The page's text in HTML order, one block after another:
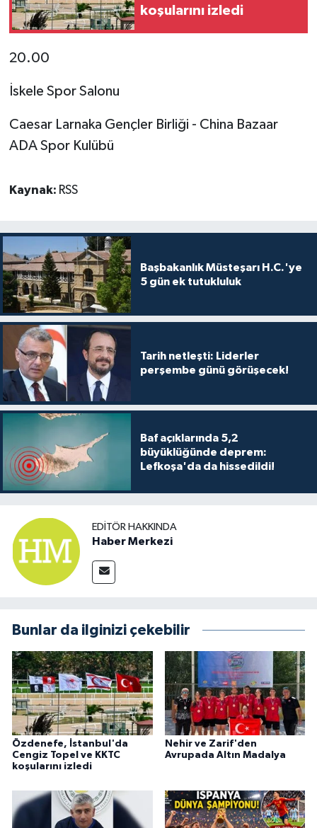
koşularını izledi
20.00
İskele Spor Salonu
Caesar Larnaka Gençler Birliği - China Bazaar
ADA Spor Kulübü
Kaynak: RSS
Başbakanlık Müsteşarı H.C.'ye
5 gün ek tutukluluk
Tarih netleşti: Liderler
perşembe günü görüşecek!
Baf açıklarında 5,2
büyüklüğünde deprem:
Lefkoşa'da da hissedildi!
EDITÖR HAKKINDA
Haber Merkezi
Bunlar da ilginizi çekebilir
Özdenefe, İstanbul'da
Cengiz Topel ve KKTC
koşularını izledi
Nehir ve Zarif'den
Avrupada Altın Madalya